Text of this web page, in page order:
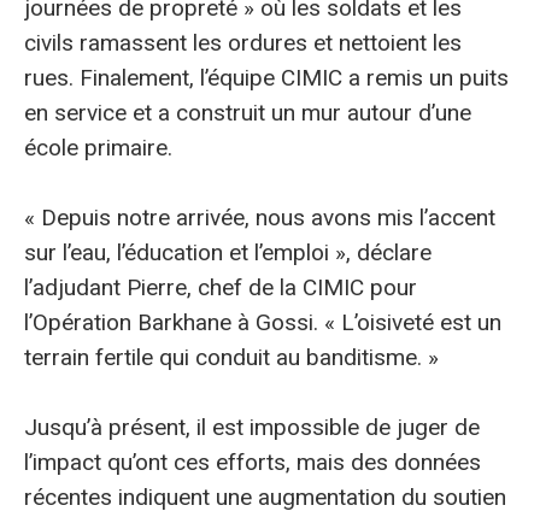
journées de propreté » où les soldats et les
civils ramassent les ordures et nettoient les
rues. Finalement, l’équipe CIMIC a remis un puits
en service et a construit un mur autour d’une
école primaire.
« Depuis notre arrivée, nous avons mis l’accent
sur l’eau, l’éducation et l’emploi », déclare
l’adjudant Pierre, chef de la CIMIC pour
l’Opération Barkhane à Gossi. « L’oisiveté est un
terrain fertile qui conduit au banditisme. »
Jusqu’à présent, il est impossible de juger de
l’impact qu’ont ces efforts, mais des données
récentes indiquent une augmentation du soutien